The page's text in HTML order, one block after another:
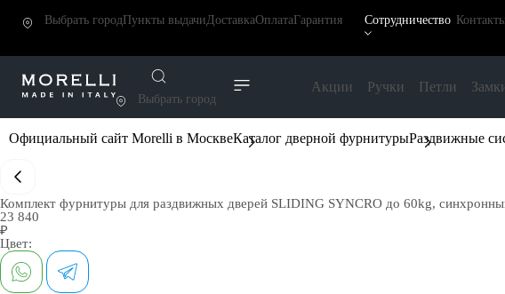
Выбрать городПункты выдачиДоставкаОплатаГарантия Сотрудничество
Выбрать город
Акции Ручки Петли
Официальный сайт Morelli в МосквеКаталог дверной фурнитурыРаздвижные
Комплект фурнитуры для раздвижных дверей SLIDING SYNCRO до 60kg,
23 840
₽
Цвет: